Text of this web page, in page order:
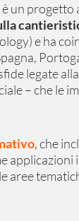
è un progetto
e ha
legate alla
– che le
, che
aree